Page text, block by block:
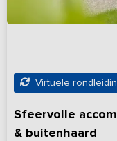
Virtuele
Sfeervolle
& buitenhaard